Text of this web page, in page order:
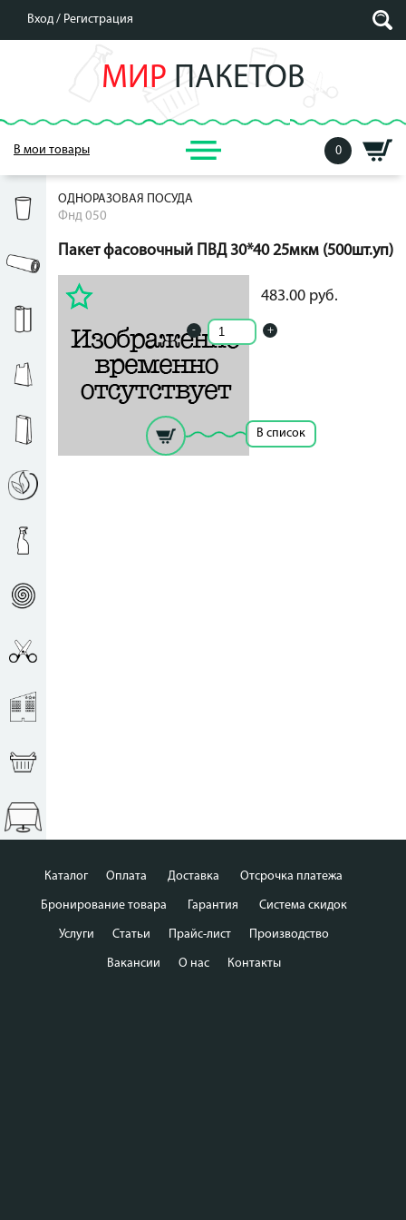
Вход / Регистрация
МИР ПАКЕТОВ
В мои товары 0
ОДНОРАЗОВАЯ ПОСУДА
Фнд 050
Пакет фасовочный ПВД 30*40 25мкм (500шт.уп)
483.00 руб.
- +
Кол-во ед. в упак.: 0
Рассчитать цену за единицу
В список
Каталог Оплата Доставка Отсрочка платежа
Бронирование товара Гарантия Система скидок
Услуги Статьи Прайс-лист Производство
Вакансии О нас Контакты